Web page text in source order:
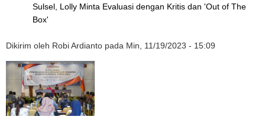
Sulsel, Lolly Minta Evaluasi dengan Kritis dan 'Out of The
Box'
Dikirim oleh Robi Ardianto pada Min, 11/19/2023 - 15:09